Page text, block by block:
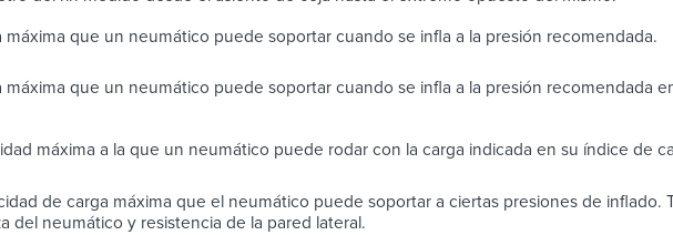
máxima que un neumático puede soportar cuando se infla a la presión recomendada.
máxima que un neumático puede soportar cuando se infla a la presión recomendada
máxima a la que un neumático puede rodar con la carga indicada en su índice de
de carga máxima que el neumático puede soportar a ciertas presiones de inflado.
del neumático y resistencia de la pared lateral.